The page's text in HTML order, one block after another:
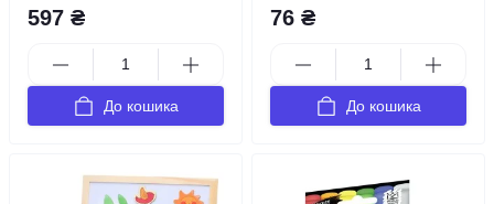
597 ₴
До кошика
76 ₴
До кошика